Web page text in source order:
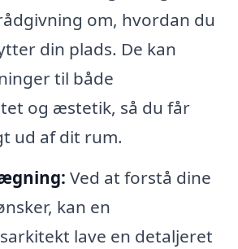
om, hvordan du
din plads. De kan
til både
og æstetik, så du får
ud af dit rum.
Ved at forstå dine
kan en
lave en detaljeret